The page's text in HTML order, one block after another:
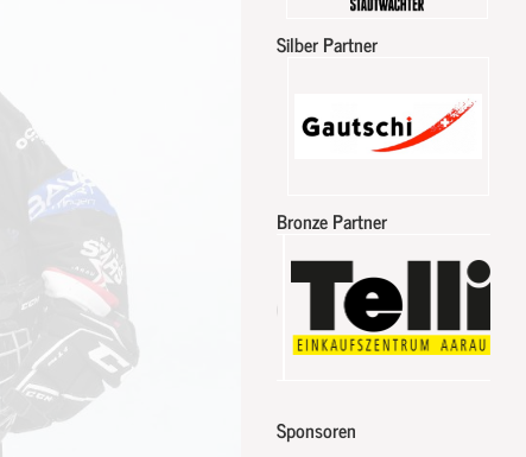
Silber Partner
Bronze Partner
Sponsoren